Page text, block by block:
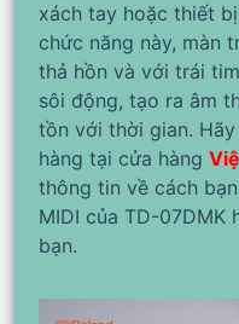
xách tay hoặc thiết
chức năng này, màn
thả hồn và với trái
sôi động, tạo ra âm
tồn với thời gian.
hàng tại cửa hàng
thông tin về cách
MIDI của TD-07DMK
bạn.